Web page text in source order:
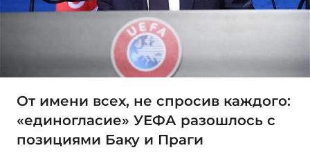
От имени всех, не спросив каждого:
«единогласие» УЕФА разошлось с
позициями Баку и Праги